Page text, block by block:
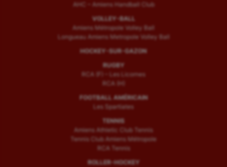
AHC – Amiens Handball Club
VOLLEY-BALL
Amiens Métropole Volley Ball
Longueau Amiens Metropole Volley Ball
HOCKEY-SUR-GAZON
RUGBY
RCA (F) – Les Licornes
RCA (H)
FOOTBALL AMÉRICAIN
Les Spartiates
TENNIS
Amiens Athletic Club Tennis
Tennis Club Amiens Métropole
RCA Tennis
ROLLER-HOCKEY